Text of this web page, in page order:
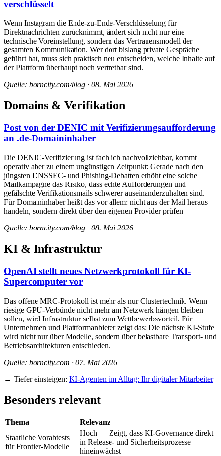
verschlüsselt
Wenn Instagram die Ende-zu-Ende-Verschlüsselung für
Direktnachrichten zurücknimmt, ändert sich nicht nur eine
technische Voreinstellung, sondern das Vertrauensmodell der
gesamten Kommunikation. Wer dort bislang private Gespräche
geführt hat, muss sich praktisch neu entscheiden, welche Inhalte auf
der Plattform überhaupt noch vertretbar sind.
Quelle: borncity.com/blog · 08. Mai 2026
Domains & Verifikation
Post von der DENIC mit Verifizierungsaufforderung
an .de-Domaininhaber
Die DENIC-Verifizierung ist fachlich nachvollziehbar, kommt
operativ aber zu einem ungünstigen Zeitpunkt: Gerade nach den
jüngsten DNSSEC- und Phishing-Debatten erhöht eine solche
Mailkampagne das Risiko, dass echte Aufforderungen und
gefälschte Verifikationsmails schwerer auseinanderzuhalten sind.
Für Domaininhaber heißt das vor allem: nicht aus der Mail heraus
handeln, sondern direkt über den eigenen Provider prüfen.
Quelle: borncity.com/blog · 08. Mai 2026
KI & Infrastruktur
OpenAI stellt neues Netzwerkprotokoll für KI-
Supercomputer vor
Das offene MRC-Protokoll ist mehr als nur Clustertechnik. Wenn
riesige GPU-Verbünde nicht mehr am Netzwerk hängen bleiben
sollen, wird Infrastruktur selbst zum Wettbewerbsvorteil. Für
Unternehmen und Plattformanbieter zeigt das: Die nächste KI-Stufe
wird nicht nur über Modelle, sondern über belastbare Transport- und
Betriebsarchitekturen entschieden.
Quelle: borncity.com · 07. Mai 2026
→ Tiefer einsteigen: KI-Agenten im Alltag: Ihr digitaler Mitarbeiter
Besonders relevant
Thema
Relevanz
Staatliche Vorabtests
für Frontier-Modelle
Hoch — Zeigt, dass KI-Governance direkt
in Release- und Sicherheitsprozesse
hineinwächst